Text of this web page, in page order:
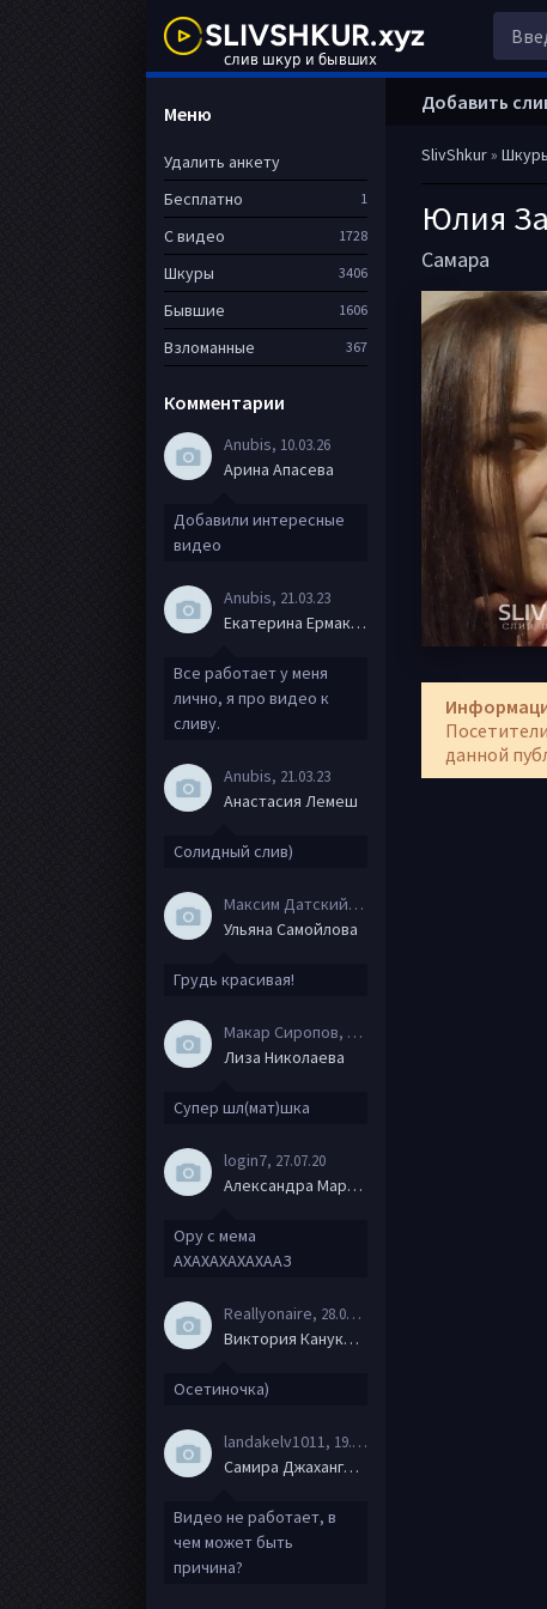
SlivShkur»
Юлия
Самара
данной
Добавить
Меню
Удалить анкету
Бесплатно
1
С видео 1728
Шкуры 3406
Бывшие 1606
Взломанные 367
Комментарии
Anubis, 10.03.26
Арина Апасева
Добавили интересные
видео
Anubis, 21.03.23
Екатерина Ермакова
Все работает у меня
лично, я про видео к
сливу.
Anubis, 21.03.23
Анастасия Лемеш
Солидный слив)
Максим Датский
, 15.08.20
Ульяна Самойлова
Грудь красивая!
Макар Сиропов, 08.08.20
Лиза Николаева
Супер шл(мат)шка
login7, 27.07.20
Александра Маркова
Ору с мема
АХАХАХАХАХААЗ
Reallyonaire, 28.06.20
Виктория Канукова
Осетиночка)
landakelv1011 , 19.06.20
Самира Джахангирова
Видео не работает, в
чем может быть
причина?